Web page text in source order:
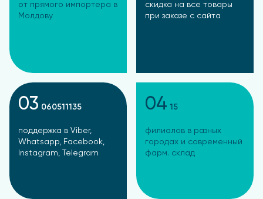
от прямого импортера в
Молдову
скидка на все товары
при заказе с сайта
03 060511135
поддержка в Viber,
Whatsapp, Facebook,
Instagram, Telegram
04 15
филиалов в разных
городах и современный
фарм. склад